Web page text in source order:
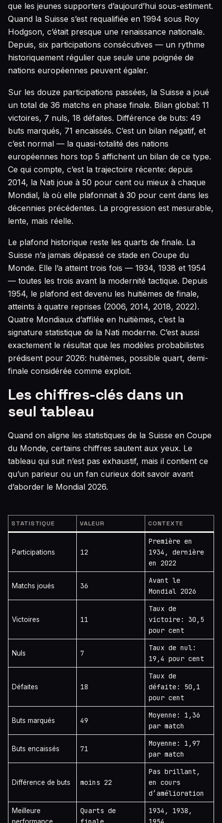
que les jeunes supporters d’aujourd’hui sous-estiment.
Quand la Suisse s’est requalifiée en 1994 sous Roy
Hodgson, c’était presque une renaissance nationale.
Depuis, six participations consécutives — un rythme
historiquement régulier que seule une poignée de
nations européennes peuvent égaler.
Sur les douze participations passées, la Suisse a joué
un total de 36 matchs en phase finale. Bilan global: 11
victoires, 7 nuls, 18 défaites. Différence de buts: 49
buts marqués, 71 encaissés. C’est un bilan négatif, et
c’est normal — la quasi-totalité des nations
européennes hors top 5 affichent un bilan de ce type.
Ce qui compte, c’est la trajectoire récente: depuis
2014, la Nati joue à 50 pour cent ou mieux à chaque
Mondial, là où elle plafonnait à 30 pour cent dans les
décennies précédentes. La progression est mesurable,
lente, mais réelle.
Le plafond historique reste les quarts de finale. La
Suisse n’a jamais dépassé ce stade en Coupe du
Monde. Elle l’a atteint trois fois — 1934, 1938 et 1954
— toutes les trois avant la modernité tactique. Depuis
1954, le plafond est devenu les huitièmes de finale,
atteints à quatre reprises (2006, 2014, 2018, 2022).
Quatre Mondiaux d’affilée en huitièmes, c’est la
signature statistique de la Nati moderne. C’est aussi
exactement le résultat que les modèles probabilistes
prédisent pour 2026: huitièmes, possible quart, demi-
finale considérée comme exploit.
Les chiffres-clés dans un
seul tableau
Quand on aligne les statistiques de la Suisse en Coupe
du Monde, certains chiffres sautent aux yeux. Le
tableau qui suit n’est pas exhaustif, mais il contient ce
qu’un parieur ou un fan curieux doit savoir avant
d’aborder le Mondial 2026.
STATISTIQUE VALEUR CONTEXTE
Participations 12
Première en
1934, dernière
en 2022
Matchs joués 36
Avant le
Mondial 2026
Victoires 11
Taux de
victoire: 30,5
pour cent
Nuls 7
Taux de nul:
19,4 pour cent
Défaites 18
Taux de
défaite: 50,1
pour cent
Buts marqués 49
Moyenne: 1,36
par match
Buts encaissés 71
Moyenne: 1,97
par match
Différence de buts moins 22
Pas brillant,
en cours
d’amélioration
Meilleure
Quarts de
1934, 1938,